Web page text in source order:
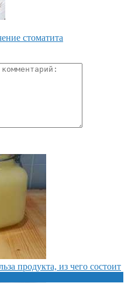
стоматита
продукта, из чего состоит